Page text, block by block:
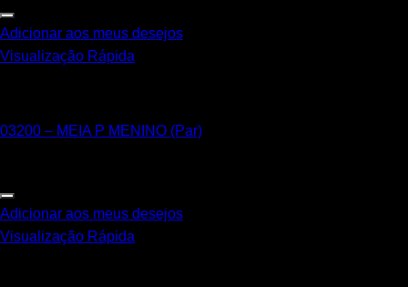
Adicionar aos meus desejos
Visualização Rápida
03200 – MEIA P MENINO (Par)
Adicionar aos meus desejos
Visualização Rápida